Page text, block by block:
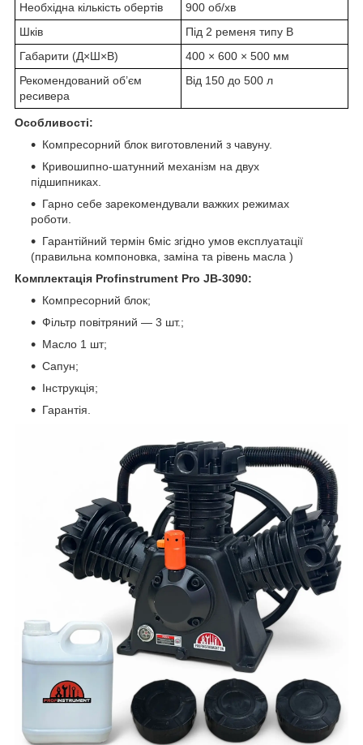
Необхідна кількість обертів
900 об/хв
Шків
Під 2 ременя типу В
Габарити (Д×Ш×В)
400 × 600 × 500 мм
Рекомендований об’єм
ресивера
Від 150 до 500 л
Особливості:
Компресорний блок виготовлений з чавуну.
Кривошипно-шатунний механізм на двух
підшипниках.
Гарно себе зарекомендували важких режимах
роботи.
Гарантійний термін 6міс згідно умов експлуатації
(правильна компоновка, заміна та рівень масла )
Комплектація Profinstrument Pro JB-3090:
Компресорний блок;
Фільтр повітряний — 3 шт.;
Масло 1 шт;
Сапун;
Інструкція;
Гарантія.